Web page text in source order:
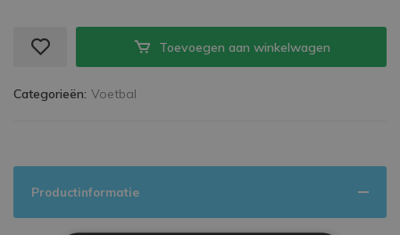
Toevoegen aan winkelwagen
Categorieën: Voetbal
Productinformatie